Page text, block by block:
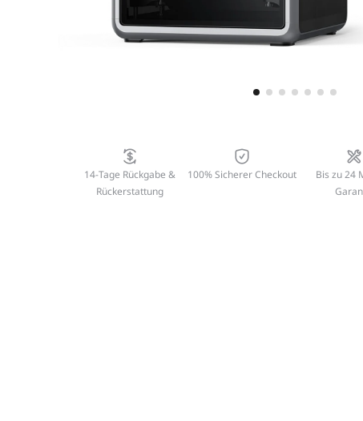
14-Tage Rückgabe &
Rückerstattung
100% Sicherer Checkout
Bis zu 24